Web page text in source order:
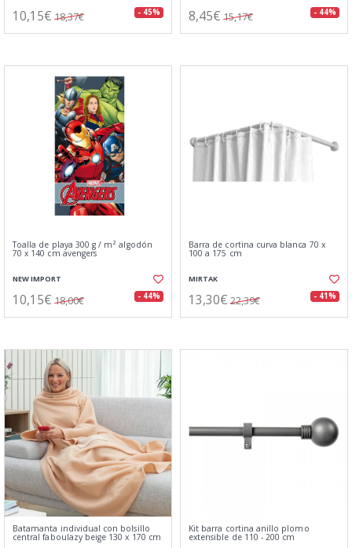
10,15€ 18,37€ - 45% 8,45€ 15,17€ - 44%
Toalla de playa 300 g / m² algodón
70 x 140 cm avengers
NEW IMPORT
10,15€ 18,00€ - 44%
Barra de cortina curva blanca 70 x
100 a 175 cm
MIRTAK
13,30€ 22,39€ - 41%
Batamanta individual con bolsillo
central faboulazy beige 130 x 170 cm
Kit barra cortina anillo plomo
extensible de 110 - 200 cm